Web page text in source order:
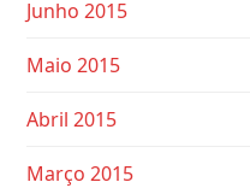
Junho 2015
Maio 2015
Abril 2015
Março 2015